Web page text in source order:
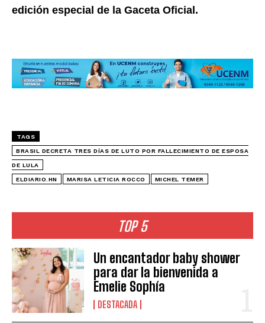
TOP 5
Un encantador baby shower
para dar la bienvenida a
Emelie Sophía
DESTACADA
edición especial de la Gaceta Oficial.
TAGS
BRASIL DECRETA TRES DÍAS DE LUTO POR FALLECIMIENTO DE ESPOSA
DE LULA
ELDIARIO.HN MARISA LETICIA ROCCO MICHEL TEMER